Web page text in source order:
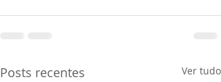
Posts recentes Ver tudo